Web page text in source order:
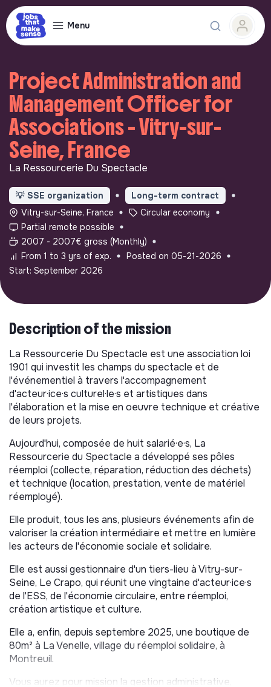
Menu
Project Administration and
Management Officer for
Associations - Vitry-sur-
Seine, France
La Ressourcerie Du Spectacle
💡 SSE organization
Long-term contract
Vitry-sur-Seine, France
Circular economy
Partial remote possible
2007 - 2007€ gross (Monthly)
From 1 to 3 yrs of exp.
Posted on 05-21-2026
Start: September 2026
Description of the mission
La Ressourcerie Du Spectacle est une association loi
1901 qui investit les champs du spectacle et de
l'événementiel à travers l'accompagnement
d'acteur·ice·s culturel·le·s et artistiques dans
l'élaboration et la mise en oeuvre technique et créative
de leurs projets.
Aujourd'hui, composée de huit salarié·e·s, La
Ressourcerie du Spectacle a développé ses pôles
réemploi (collecte, réparation, réduction des déchets)
et technique (location, prestation, vente de matériel
réemployé).
Elle produit, tous les ans, plusieurs événements afin de
valoriser la création intermédiaire et mettre en lumière
les acteurs de l'économie sociale et solidaire.
Elle est aussi gestionnaire d'un tiers-lieu à Vitry-sur-
Seine, Le Crapo, qui réunit une vingtaine d'acteur·ice·s
de l'ESS, de l'économie circulaire, entre réemploi,
création artistique et culture.
Elle a, enfin, depuis septembre 2025, une boutique de
80m² à La Venelle, village du réemploi solidaire, à
Montreuil.
Vous aurez pour mission la gestion administrative,